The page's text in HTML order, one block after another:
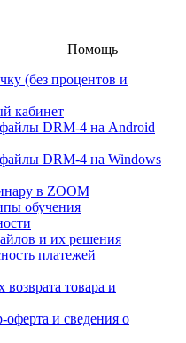
Помощь
(без процентов и
кабинет
DRM-4 на Android
DRM-4 на Windows
в ZOOM
обучения
и их решения
платежей
возврата товара и
и сведения о